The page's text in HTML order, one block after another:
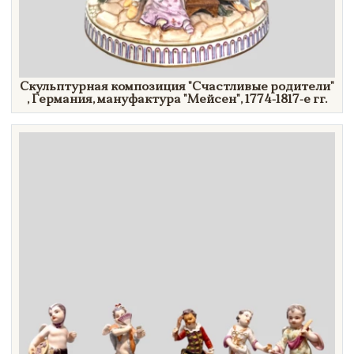
Скульптурная композиция"Счастливые родители"
, Германия, мануфактура"Мейсен",1774-1817-е гг.